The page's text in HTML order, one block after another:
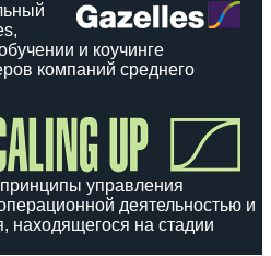
и коучинге
компаний среднего
управления
деятельностью и
находящегося на стадии